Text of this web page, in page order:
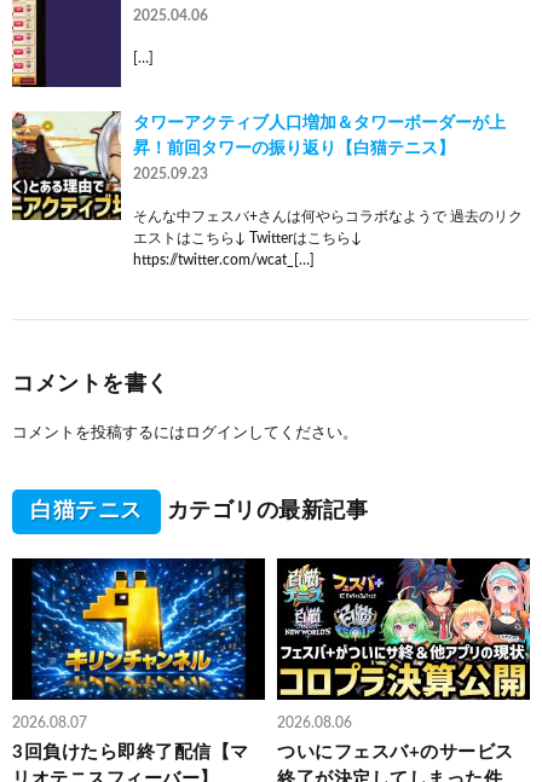
2025.04.06
[…]
タワーアクティブ人口増加＆タワーボーダーが上
昇！前回タワーの振り返り【白猫テニス】
2025.09.23
そんな中フェスバ+さんは何やらコラボなようで 過去のリク
エストはこちら↓ Twitterはこちら↓
https://twitter.com/wcat_[…]
コメントを書く
コメントを投稿するには ログイン してください。
白猫テニス カテゴリの最新記事
2026.08.07
3回負けたら即終了配信【マ
2026.08.06
ついにフェスバ+のサービス